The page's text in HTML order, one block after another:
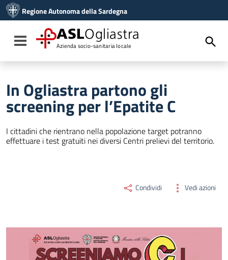
Vai al menu di navigazione
Vai al footer
Regione Autonoma della Sardegna
Toggle navigation
ASLOgliastra
Azienda socio-sanitaria locale
In Ogliastra partono gli
screening per l’Epatite C
I cittadini che rientrano nella popolazione target potranno
effettuare i test gratuiti nei diversi Centri prelievi del territorio.
Condividi Vedi azioni